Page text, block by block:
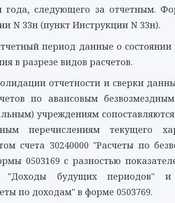
года, следующего за отчетным.
N 33н (пункт Инструкции N 33н).
период данные о состоянии
в разрезе видов расчетов.
отчетности и сверки
по авансовым
учреждениям
перечислениям текущего
счета 30240000 "Расчеты по
0503169 с разностью
"Доходы будущих периодов" и
по доходам" в форме 0503769.